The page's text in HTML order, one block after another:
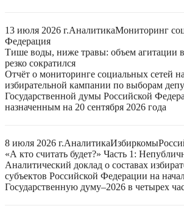
13 июля 2026 г.АналитикаМониторинг
Федерация
Тише воды, ниже травы: объем агитации
резко сократился
Отчёт о мониторинге социальных сетей
избирательной кампании по выборам
Государственной думы Российской
назначенным на 20 сентября 2026 года
8 июля 2026 г.АналитикаИзбиркомы
«А кто считать будет?» Часть 1:
Аналитический доклад о составах
субъектов Российской Федерации на
Государственную думу–2026 в четырех